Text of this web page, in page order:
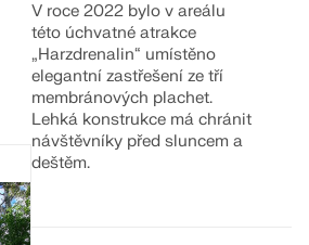
V roce 2022 bylo v areálu
této úchvatné atrakce
„Harzdrenalin“ umístěno
elegantní zastřešení ze tří
membránových plachet.
Lehká konstrukce má chránit
návštěvníky před sluncem a
deštěm.